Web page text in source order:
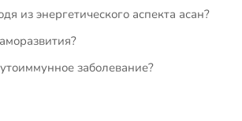
из энергетического аспекта асан?
заболевание?